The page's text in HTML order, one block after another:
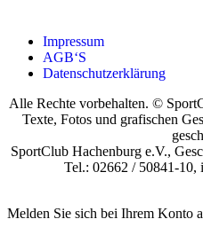
Impres­sum
AGB‘S
Daten­schutz­er­klä­rung
Alle Rechte vorbehalten. ©
Texte, Fotos und grafischen
SportClub Hachenburg e.V.,
Tel.: 02662 / 50841-10,
Melden Sie sich bei Ihrem Konto